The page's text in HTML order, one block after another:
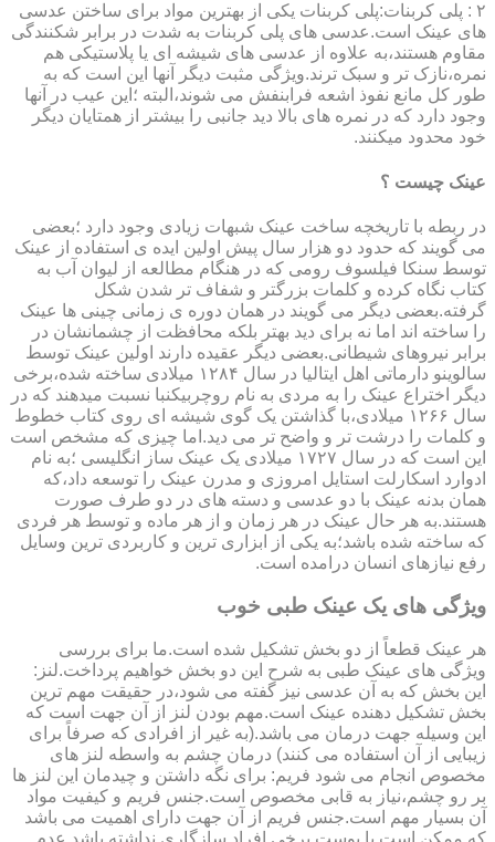
۲ : پلی کربنات:پلی کربنات یکی از بهترین مواد برای ساختن عدسی
های عینک است.عدسی های پلی کربنات به شدت در برابر شکنندگی
مقاوم هستند،به علاوه از عدسی های شیشه ای یا پلاستیکی هم
نمره،نازک تر و سبک ترند.ویژگی مثبت دیگر آنها این است که به
طور کل مانع نفوذ اشعه فرابنفش می شوند،البته ؛این عیب در آنها
وجود دارد که در نمره های بالا دید جانبی را بیشتر از همتایان دیگر
خود محدود میکنند.
عینک چیست ؟
در ربطه با تاریخچه ساخت عینک شبهات زیادی وجود دارد ؛بعضی
می گویند که حدود دو هزار سال پیش اولین ایده ی استفاده از عینک
توسط سنکا فیلسوف رومی که در هنگام مطالعه از لیوان آب به
کتاب نگاه کرده و کلمات بزرگتر و شفاف تر شدن شکل
گرفته.بعضی دیگر می گویند در همان دوره ی زمانی چینی ها عینک
را ساخته اند اما نه برای دید بهتر بلکه محافظت از چشمانشان در
برابر نیروهای شیطانی.بعضی دیگر عقیده دارند اولین عینک توسط
سالوینو دارماتی اهل ایتالیا در سال ۱۲۸۴ میلادی ساخته شده،برخی
دیگر اختراع عینک را به مردی به نام روچربیکنبا نسبت میدهند که در
سال ۱۲۶۶ میلادی،با گذاشتن یک گوی شیشه ای روی کتاب خطوط
و کلمات را درشت تر و واضح تر می دید.اما چیزی که مشخص است
این است که در سال ۱۷۲۷ میلادی یک عینک ساز انگلیسی ؛به نام
ادوارد اسکارلت استایل امروزی و مدرن عینک را توسعه داد،که
همان بدنه عینک با دو عدسی و دسته های در دو طرف صورت
هستند.به هر حال عینک در هر زمان و از هر ماده و توسط هر فردی
که ساخته شده باشد؛به یکی از ابزاری ترین و کاربردی ترین وسایل
رفع نیازهای انسان درامده است.
ویژگی های یک عینک طبی خوب
هر عینک قطعاً از دو بخش تشکیل شده است.ما برای بررسی
ویژگی های عینک طبی به شرح این دو بخش خواهیم پرداخت.لنز:
این بخش که به آن عدسی نیز گفته می شود،در حقیقت مهم ترین
بخش تشکیل دهنده عینک است.مهم بودن لنز از آن جهت است که
این وسیله جهت درمان می باشد.(به غیر از افرادی که صرفاً برای
زیبایی از آن استفاده می کنند) درمان چشم به واسطه لنز های
مخصوص انجام می شود فریم: برای نگه داشتن و چیدمان این لنز ها
بر رو چشم،نیاز به قابی مخصوص است.جنس فریم و کیفیت مواد
آن بسیار مهم است.جنس فریم از آن جهت دارای اهمیت می باشد